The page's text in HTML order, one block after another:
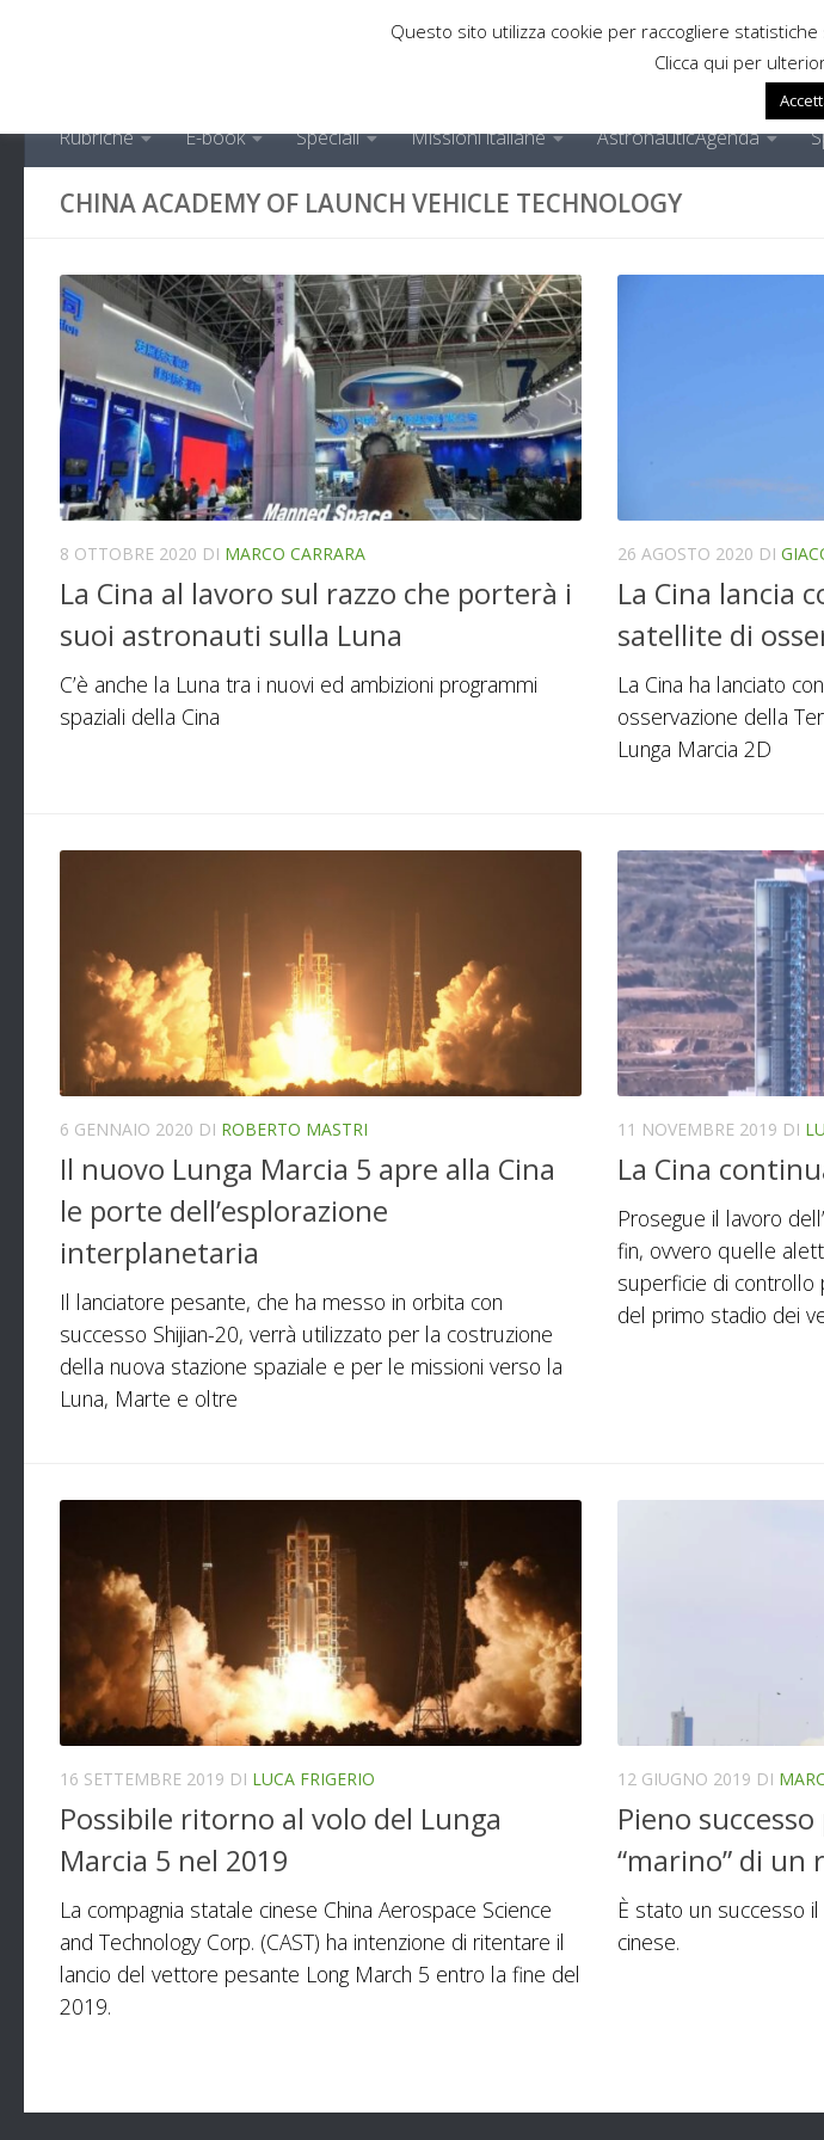
Rubriche E-book Speciali Missioni italiane AstronauticAgenda
CHINA ACADEMY OF LAUNCH VEHICLE TECHNOLOGY
8 OTTOBRE 2020 DI MARCO CARRARA
La Cina al lavoro sul razzo che porterà i
suoi astronauti sulla Luna
C’è anche la Luna tra i nuovi ed ambizioni programmi
spaziali della Cina
26 AGOSTO 2020 DI
La Cina lancia
satellite di
La Cina ha lanciato
osservazione della
Lunga Marcia 2D
6 GENNAIO 2020 DI ROBERTO MASTRI
Il nuovo Lunga Marcia 5 apre alla Cina
le porte dell’esplorazione
interplanetaria
Il lanciatore pesante, che ha messo in orbita con
successo Shijian-20, verrà utilizzato per la costruzione
della nuova stazione spaziale e per le missioni verso la
Luna, Marte e oltre
11 NOVEMBRE 2019 DI
La Cina
Prosegue il lavoro
fin, ovvero quelle
superficie di controllo
del primo stadio dei
16 SETTEMBRE 2019 DI LUCA FRIGERIO
Possibile ritorno al volo del Lunga
Marcia 5 nel 2019
La compagnia statale cinese China Aerospace Science
and Technology Corp. (CAST) ha intenzione di ritentare il
lancio del vettore pesante Long March 5 entro la fine del
2019.
12 GIUGNO 2019 DI
Pieno
“marino” di un
È stato un successo il
cinese.
Questo sito utilizza cookie per raccogliere
Clicca qui per